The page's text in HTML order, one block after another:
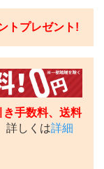
トプレゼント!
手数料、送料
詳しくは詳細